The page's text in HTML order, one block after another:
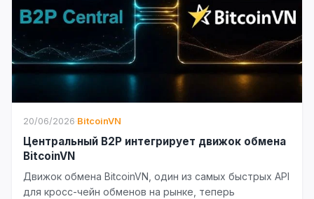
20/06/2026·BitcoinVN
Центральный B2P интегрирует движок обмена
BitcoinVN
Движок обмена BitcoinVN, один из самых быстрых API
для кросс-чейн обменов на рынке, теперь